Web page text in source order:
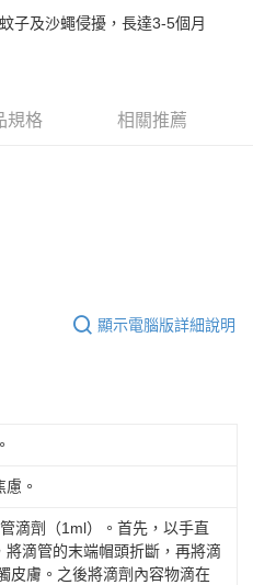
子及沙蠅侵擾，長達3-5個月
規格 相關推薦
顯示電腦版詳細說明
。
滴劑（1ml）。首先，以手直
將滴管的末端帽頭折斷，再將滴
皮膚。之後將滴劑內容物滴在